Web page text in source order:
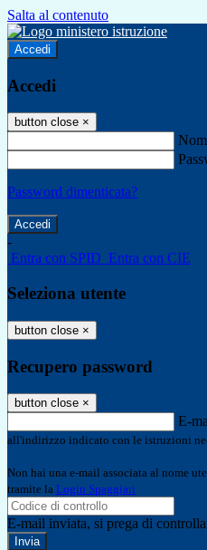
Salta al contenuto
Accedi
Accedi
button close ×
Password dimenticata?
-
Entra con SPID Entra con CIE
Seleziona utente
button close ×
Recupero password
button close ×
E-
all'indirizzo indicato con le istruzioni
Non hai una e-mail associata al nome
tramite la Login Spaggiari
E-mail inviata, si prega di